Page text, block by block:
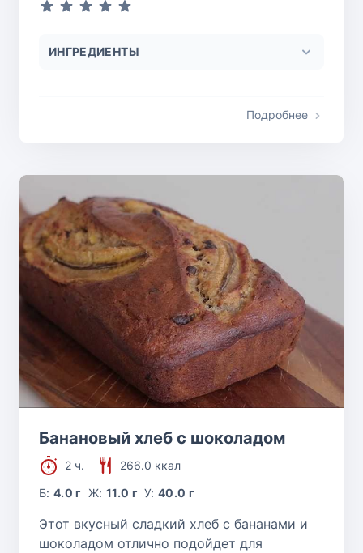
ИНГРЕДИЕНТЫ
Подробнее
Банановый хлеб с шоколадом
2 ч.
266.0 ккал
Б:4.0 г Ж: 11.0 г У:40.0 г
Этот вкусный сладкий хлеб с бананами и
шоколадом отлично подойдет для